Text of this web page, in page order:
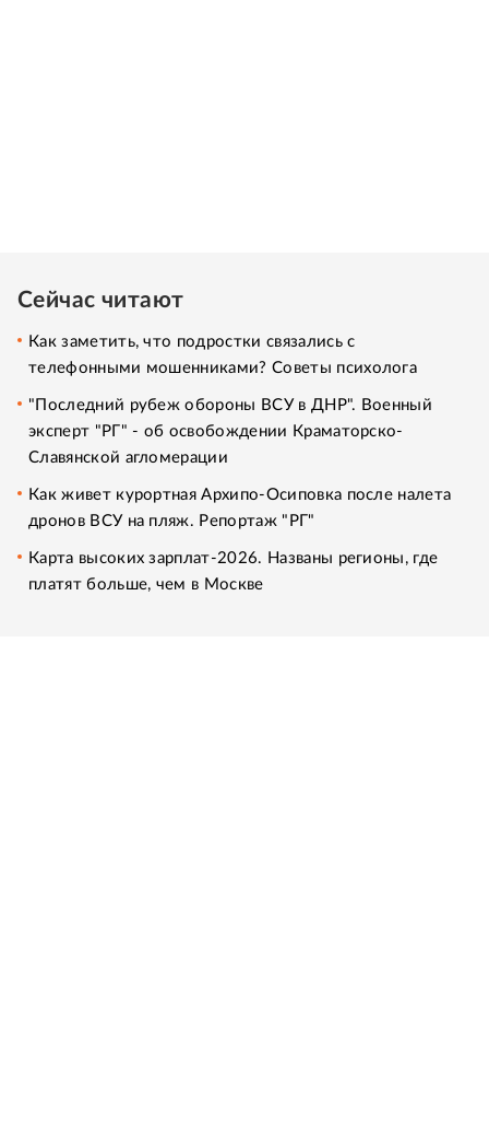
Сейчас читают
Как заметить, что подростки связались с
телефонными мошенниками? Советы психолога
"Последний рубеж обороны ВСУ в ДНР". Военный
эксперт "РГ" - об освобождении Краматорско-
Славянской агломерации
Как живет курортная Архипо-Осиповка после налета
дронов ВСУ на пляж. Репортаж "РГ"
Карта высоких зарплат-2026. Названы регионы, где
платят больше, чем в Москве